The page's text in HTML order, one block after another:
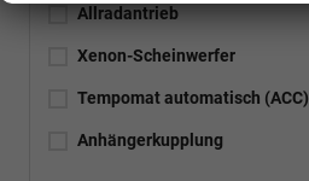
Allradantrieb
Xenon-Scheinwerfer
Tempomat automatisch (ACC)
Anhängerkupplung